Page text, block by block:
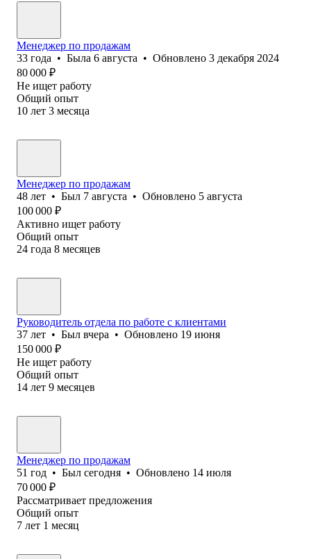
Менеджер по продажам
33 года • Была 6 августа • Обновлено 3 декабря 2024
80 000 ₽
Не ищет работу
Общий опыт
10 лет 3 месяца
Менеджер по продажам
48 лет • Был 7 августа • Обновлено 5 августа
100 000 ₽
Активно ищет работу
Общий опыт
24 года 8 месяцев
Руководитель отдела по работе с клиентами
37 лет • Был вчера • Обновлено 19 июня
150 000 ₽
Не ищет работу
Общий опыт
14 лет 9 месяцев
Менеджер по продажам
51 год • Был сегодня • Обновлено 14 июля
70 000 ₽
Рассматривает предложения
Общий опыт
7 лет 1 месяц